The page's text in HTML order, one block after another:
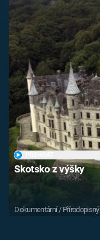
Skotsko z výšky
Dokumentární / Přírodopisný